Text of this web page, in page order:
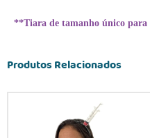
**Tiara de tamanho único
Produtos Relacionados